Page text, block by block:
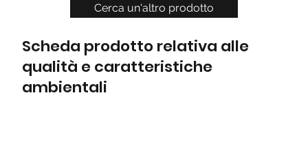
Cerca un'altro prodotto
Scheda prodotto relativa alle
qualità e caratteristiche
ambientali